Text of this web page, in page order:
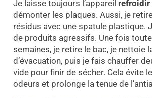
Je laisse toujours l’appareil refroidir
démonter les plaques. Aussi, je
résidus avec une spatule plastique.
de produits agressifs. Une fois
semaines, je retire le bac, je nettoie
d’évacuation, puis je fais chauffer
vide pour finir de sécher. Cela évite
odeurs et prolonge la tenue de